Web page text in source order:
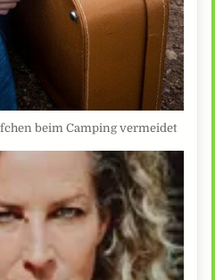
beim Camping vermeidet